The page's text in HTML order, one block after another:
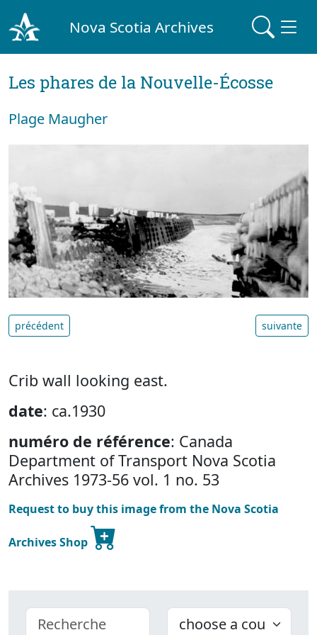
Nova Scotia Archives
Les phares de la Nouvelle-Écosse
Plage Maugher
précédent suivante
Crib wall looking east.
date: ca.1930
numéro de référence: Canada
Department of Transport Nova Scotia
Archives 1973-56 vol. 1 no. 53
Request to buy this image from the Nova Scotia
Archives Shop